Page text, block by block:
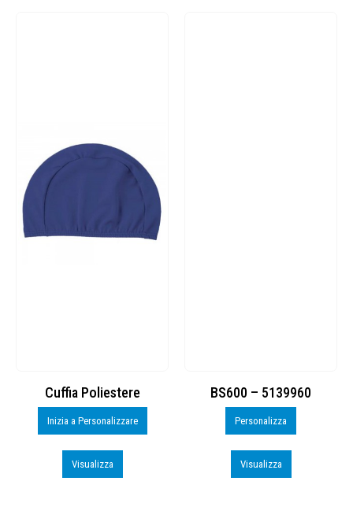
Cuffia Poliestere
Inizia a Personalizzare
Visualizza
BS600 – 5139960
Personalizza
Visualizza